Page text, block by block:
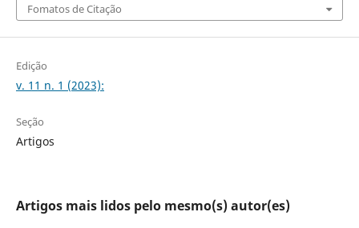
Fomatos de Citação
Edição
v. 11 n. 1 (2023):
Seção
Artigos
Artigos mais lidos pelo mesmo(s) autor(es)